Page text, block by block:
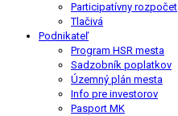
Participatívny rozpočet
Tlačivá
Podnikateľ
Program HSR mesta
Sadzobník poplatkov
Územný plán mesta
Info pre investorov
Pasport MK